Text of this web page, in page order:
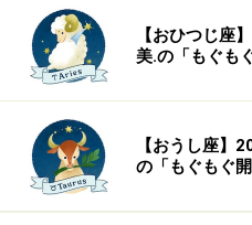
＞【2024年下半期の運勢】
＞【過去の運勢】を見る
9位：ふたご座／双
日生まれ）
【おひつじ座
美.の「もぐも
【おうし座】
の「もぐもぐ開